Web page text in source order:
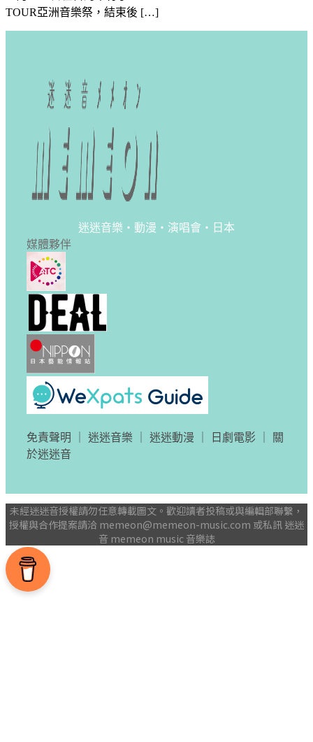
TOUR亞洲音樂祭，結束後 […]
迷迷音樂・動漫・演唱會・日本
媒體夥伴
免責聲明 迷迷音樂 迷迷動漫 日劇電影
關
於迷迷音
未經迷迷音授權請勿任意轉載圖文。歡迎讀者投稿或與編輯部聯繫，
授權與合作提案請洽 memeon@memeon-music.com 或私訊 迷迷
音 memeon music 音樂誌